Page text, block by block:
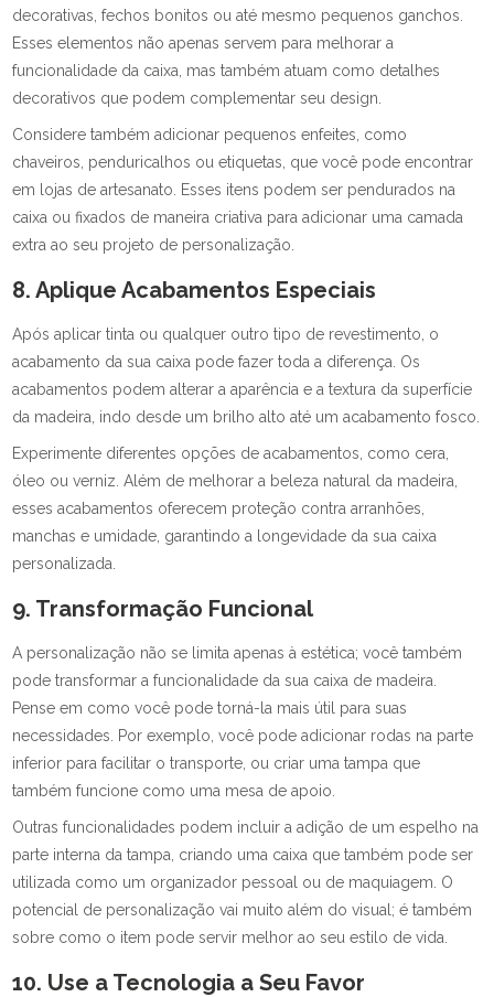
decorativas, fechos bonitos ou até mesmo pequenos ganchos.
Esses elementos não apenas servem para melhorar a
funcionalidade da caixa, mas também atuam como detalhes
decorativos que podem complementar seu design.
Considere também adicionar pequenos enfeites, como
chaveiros, penduricalhos ou etiquetas, que você pode encontrar
em lojas de artesanato. Esses itens podem ser pendurados na
caixa ou fixados de maneira criativa para adicionar uma camada
extra ao seu projeto de personalização.
8. Aplique Acabamentos Especiais
Após aplicar tinta ou qualquer outro tipo de revestimento, o
acabamento da sua caixa pode fazer toda a diferença. Os
acabamentos podem alterar a aparência e a textura da superfície
da madeira, indo desde um brilho alto até um acabamento fosco.
Experimente diferentes opções de acabamentos, como cera,
óleo ou verniz. Além de melhorar a beleza natural da madeira,
esses acabamentos oferecem proteção contra arranhões,
manchas e umidade, garantindo a longevidade da sua caixa
personalizada.
9. Transformação Funcional
A personalização não se limita apenas à estética; você também
pode transformar a funcionalidade da sua caixa de madeira.
Pense em como você pode torná-la mais útil para suas
necessidades. Por exemplo, você pode adicionar rodas na parte
inferior para facilitar o transporte, ou criar uma tampa que
também funcione como uma mesa de apoio.
Outras funcionalidades podem incluir a adição de um espelho na
parte interna da tampa, criando uma caixa que também pode ser
utilizada como um organizador pessoal ou de maquiagem. O
potencial de personalização vai muito além do visual; é também
sobre como o item pode servir melhor ao seu estilo de vida.
10. Use a Tecnologia a Seu Favor